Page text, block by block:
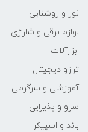
نور و روشنایی
لوازم برقی و شارژی
ابزارآلات
ترازو دیجیتال
آموزشی و سرگرمی
سرو و پذیرایی
باند و اسپیکر